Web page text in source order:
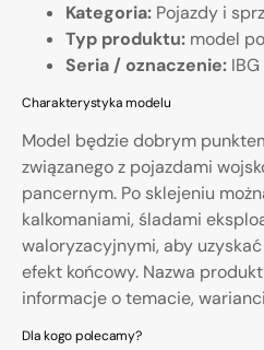
Kategoria: Pojazdy i
Typ produktu: model
Seria / oznaczenie: IBG
Charakterystyka modelu
Model będzie dobrym
związanego z pojazdami
pancernym. Po sklejeniu
kalkomaniami, śladami
waloryzacyjnymi, aby
efekt końcowy. Nazwa
informacje o temacie,
Dla kogo polecamy?